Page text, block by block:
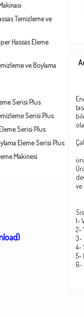
Temizleme ve
Hassas Eleme
ve Boylama
Serisi Plus
Serisi Plus
Serisi Plus
Eleme Serisi Plus
Makinesi
ve
1-
2-
3-
4-
5-
6-